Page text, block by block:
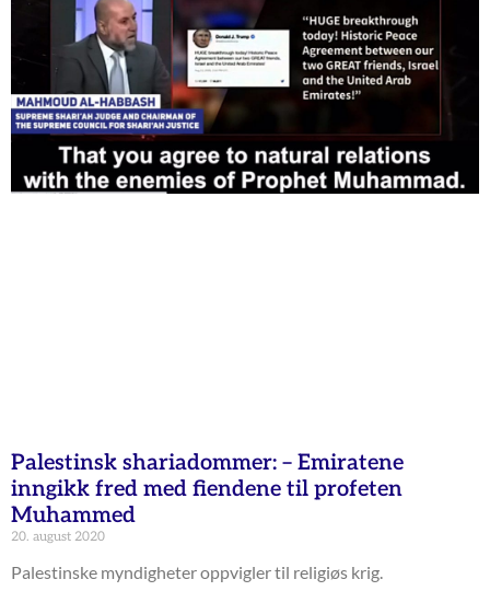
Palestinsk shariadommer: – Emiratene
inngikk fred med fiendene til profeten
Muhammed
20. august 2020
Palestinske myndigheter oppvigler til religiøs krig.